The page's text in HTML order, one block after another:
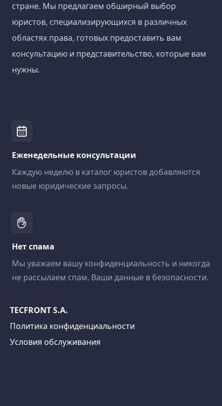
стране. Мы предлагаем обширный выбор
юристов, специализирующихся в различных
областях права, готовых предоставить вам
консультацию и представительство, которые вам
нужны.
Еженедельные консультации
Каждую неделю в каталог юристов добавляются
новые юридические запросы.
Нет спама
Мы уважаем вашу конфиденциальность и никогда
не рассылаем спам. Ваши данные в безопасности.
TECFRONT S.A.
Политика конфиденциальности
Условия обслуживания